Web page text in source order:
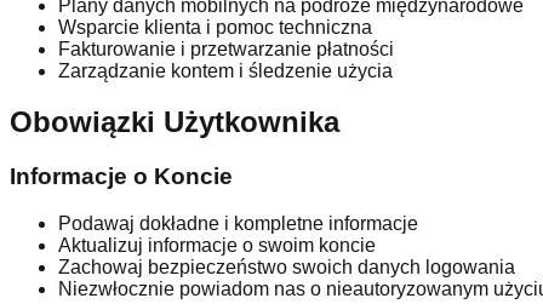
Plany danych mobilnych na podróże międzynarodowe
Wsparcie klienta i pomoc techniczna
Fakturowanie i przetwarzanie płatności
Zarządzanie kontem i śledzenie użycia
Obowiązki Użytkownika
Informacje o Koncie
Podawaj dokładne i kompletne informacje
Aktualizuj informacje o swoim koncie
Zachowaj bezpieczeństwo swoich danych logowania
Niezwłocznie powiadom nas o nieautoryzowanym